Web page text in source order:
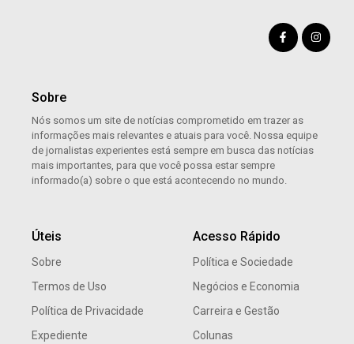
Sobre
Nós somos um site de notícias comprometido em trazer as
informações mais relevantes e atuais para você. Nossa equipe
de jornalistas experientes está sempre em busca das notícias
mais importantes, para que você possa estar sempre
informado(a) sobre o que está acontecendo no mundo.
Úteis
Sobre
Termos de Uso
Política de Privacidade
Expediente
Acesso Rápido
Política e Sociedade
Negócios e Economia
Carreira e Gestão
Colunas